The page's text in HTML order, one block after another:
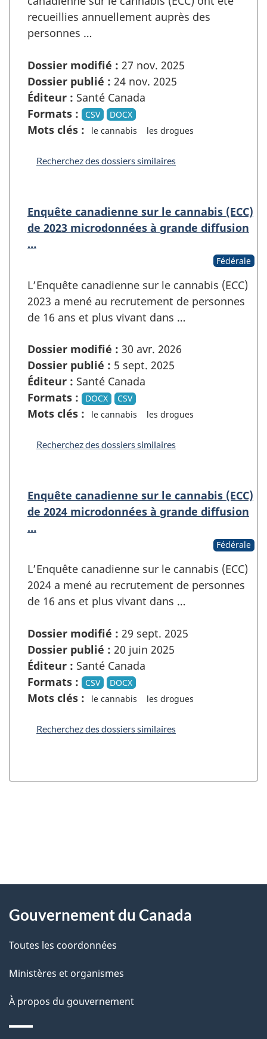
recueillies annuellement auprès des
personnes …
Dossier modifié : 27 nov. 2025
Dossier publié : 24 nov. 2025
Éditeur : Santé Canada
Formats :
CSV DOCX
Mots clés : le cannabis les drogues
Recherchez des dossiers similaires
Enquête canadienne sur le cannabis (ECC)
de 2023 microdonnées à grande diffusion
…
Fédérale
L’Enquête canadienne sur le cannabis (ECC)
2023 a mené au recrutement de personnes
de 16 ans et plus vivant dans …
Dossier modifié : 30 avr. 2026
Dossier publié : 5 sept. 2025
Éditeur : Santé Canada
Formats :
DOCX CSV
Mots clés : le cannabis les drogues
Recherchez des dossiers similaires
Enquête canadienne sur le cannabis (ECC)
de 2024 microdonnées à grande diffusion
…
Fédérale
L’Enquête canadienne sur le cannabis (ECC)
2024 a mené au recrutement de personnes
de 16 ans et plus vivant dans …
Dossier modifié : 29 sept. 2025
Dossier publié : 20 juin 2025
Éditeur : Santé Canada
Formats :
CSV DOCX
Mots clés : le cannabis les drogues
Recherchez des dossiers similaires
D
t
a
l
s
propos
ce
site
Gouvernement du Canada
Toutes les coordonnées
Ministères et organismes
À propos du gouvernement